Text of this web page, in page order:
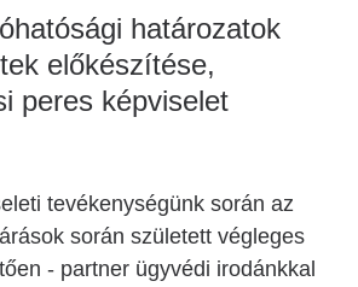
határozatok
előkészítése,
peres képviselet
tevékenységünk során az
során született végleges
- partner ügyvédi irodánkkal